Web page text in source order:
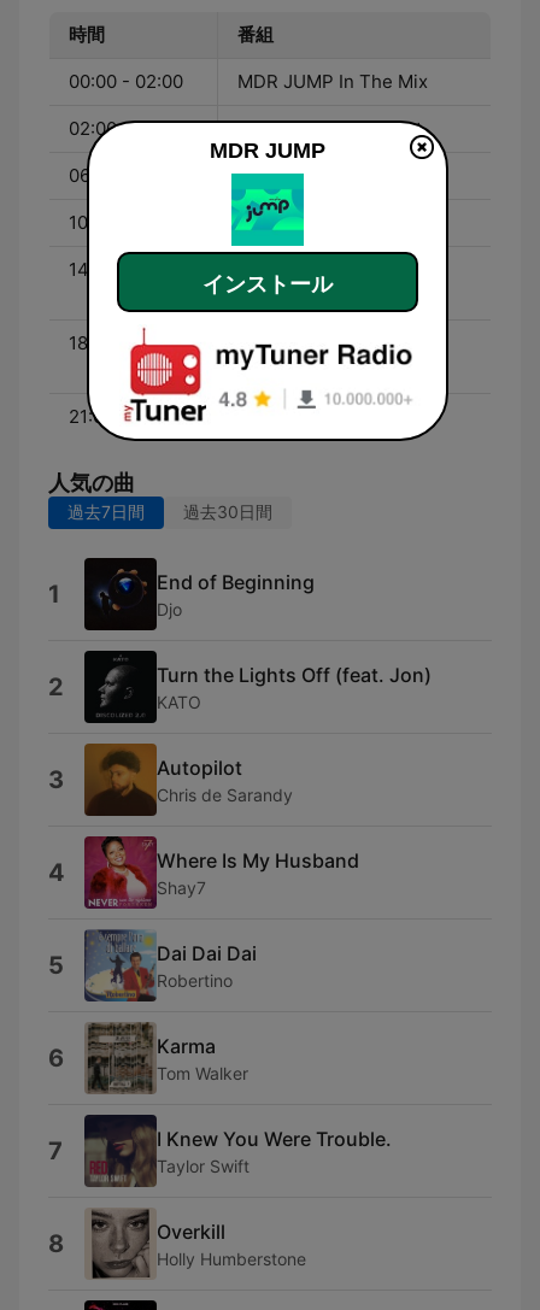
時間 番組
00:00 - 02:00 MDR JUMP In The Mix
02:00 - 06:00 MDR JUMP Die Nacht
06:00 - 10:00 MDR JUMP Am Morgen
10:00 - 14:00 MDR JUMP am Mittag
14:00 - 18:00
MDR JUMP Am
Wochenende
18:00 - 21:00
MDR JUMP Am Samstag
Abend
21:00 - 00:00 MDR JUMP In The Mix
人気の曲
過去7日間 過去30日間
1 End of Beginning
Djo
2 Turn the Lights Off (feat. Jon)
KATO
3 Autopilot
Chris de Sarandy
4 Where Is My Husband
Shay7
5 Dai Dai Dai
Robertino
6 Karma
Tom Walker
7 I Knew You Were Trouble.
Taylor Swift
8 Overkill
Holly Humberstone
MDR JUMP
インストール